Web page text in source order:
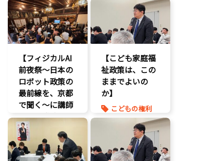
務副大臣がイン
ドネシア法務副
大臣に運営……
エンタメ支援
エンタメ産業
促進
デジタル著作
権
国会質疑
海賊版
知的財産
経済政策
著作権
こども政策
児童福祉法
児童虐待対策
社会的養護
養子縁組
【フィジカルAI
前夜祭～日本の
ロボット政策の
最前線を、京都
で聞く～に講師
として登壇。会
場は満員御礼、
絶えない人の出
入りと……
【こども家庭福
祉政策は、この
ままでよいの
か】
こどもの権利
こども政策
命を守る
養子縁組